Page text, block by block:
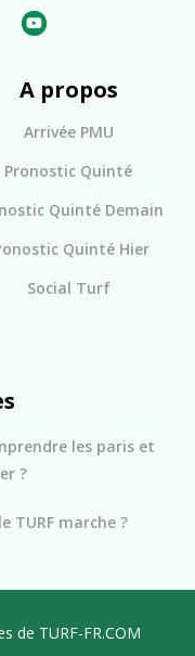
A propos
Arrivée PMU
Pronostic Quinté
Quinté Demain
Quinté Hier
Social Turf
les paris et
?
TURF marche ?
de TURF-FR.COM